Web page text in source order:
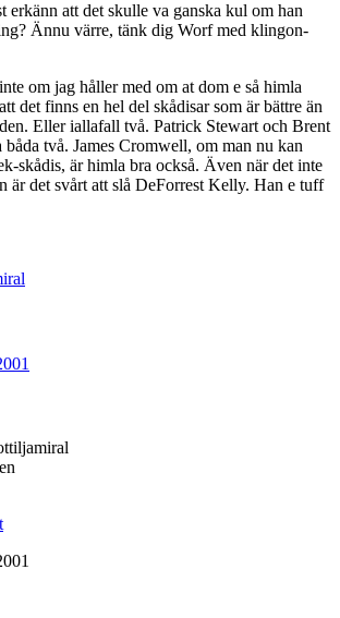
erkänn att det skulle va ganska kul om han
Ännu värre, tänk dig Worf med klingon-
om jag håller med om at dom e så himla
det finns en hel del skådisar som är bättre än
Eller iallafall två. Patrick Stewart och Brent
båda två. James Cromwell, om man nu kan
skådis, är himla bra också. Även när det inte
är det svårt att slå DeForrest Kelly. Han e tuff